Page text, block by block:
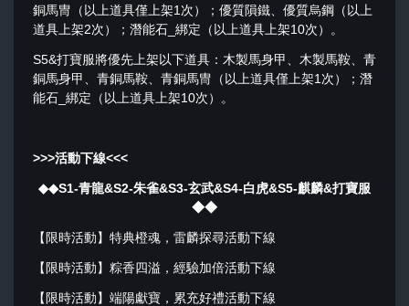
銅馬冑（以上道具僅上架1次）；優質隕鐵、優質烏鋼（以上
道具上架2次）；潛能石_綁定（以上道具上架10次）。
S5&打寶服將優先上架以下道具：木製馬身甲、木製馬鞍、青
銅馬身甲、青銅馬鞍、青銅馬冑（以上道具僅上架1次）；潛
能石_綁定（以上道具上架10次）。
>>>活動下線<<<
◆◆S1-青龍&S2-朱雀&S3-玄武&S4-白虎&S5-麒麟&打寶服
◆◆
【限時活動】特典橙魂，雷麟探尋活動下線
【限時活動】粽香四溢，經驗加倍活動下線
【限時活動】端陽獻寶，累充好禮活動下線